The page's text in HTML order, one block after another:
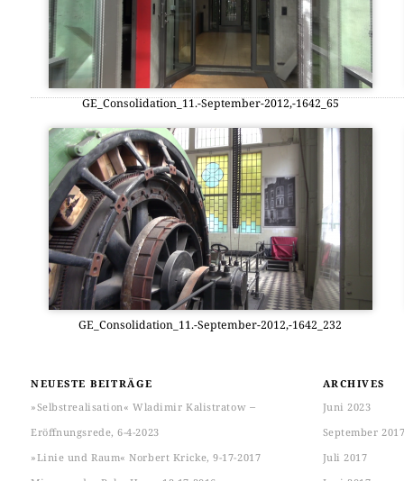
GE_Consolidation_11.-September-2012,-1642_65
GE_Consolidation_11.-September-2012,-1642_232
NEUESTE BEITRÄGE
»Selbstrealisation« Wladimir Kalistratow ‒
Eröffnungsrede, 6-4-2023
»Linie und Raum« Norbert Kricke, 9-17-2017
ARCHIVES
Juni 2023
September
Juli 2017